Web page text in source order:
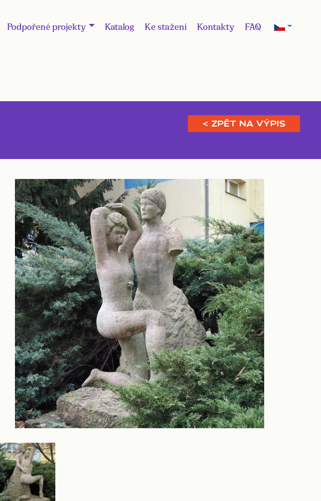
Podpořené projekty Katalog Ke stažení Kontakty FAQ
< ZPĚT NA VÝPIS